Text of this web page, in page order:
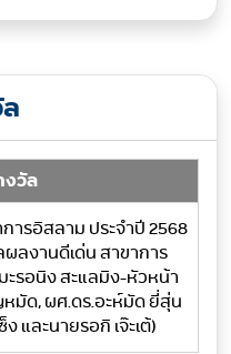
งวัล
ารอิสลาม ประจำปี 2568
ลงานดีเด่น สาขาการ
ะรอนิง สะแลมิง-หัวหน้า
มัด, ผศ.ดร.อะห์มัด ยี่สุ่น
ง และนายรอกิ เจ๊ะเต้)